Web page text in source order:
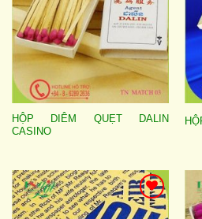
HỘP DIÊM QUẸT DALIN
CASINO
Add to